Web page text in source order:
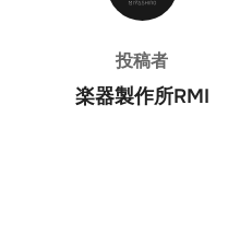
投稿者
楽器製作所RMI